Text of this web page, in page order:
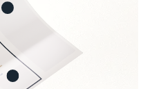
Soft Skills recherchées :
Vision stratégique et sens
Capacité à vulgariser les